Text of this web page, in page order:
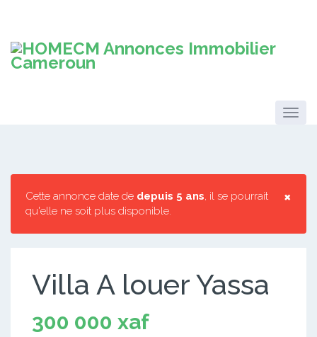
×
Cette annonce date de depuis 5 ans, il se pourrait
qu'elle ne soit plus disponible.
Villa A louer Yassa
300 000 xaf